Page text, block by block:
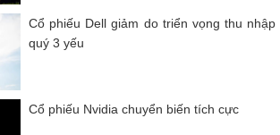
Cổ phiếu Dell giảm do triển vọng thu nhập
quý 3 yếu
Cổ phiếu Nvidia chuyển biến tích cực